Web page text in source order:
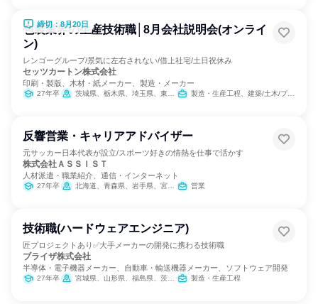
締切：8月20日
包装業界の生産技術職│8月会社説明会(オンライ
ン)
レンゴーグループ/景気に左右されない/借上社宅/土日祝休み
セッツカートン株式会社
印刷・製版、木材・紙メーカー、製造・メーカー
27年卒 茨城県、栃木県、埼玉県、東京都、新潟県、福井県、岐阜県、愛知県、大阪府、兵庫県、山口県 製造・生産工程、建築/土木/プラント専門職
反響営業・キャリアアドバイザー
元サッカー日本代表が設立/スポーツ好きの情熱を仕事で活かす
株式会社ＡＳＳＩＳＴ
人材派遣・職業紹介、通信・インターネット
27年卒 北海道、青森県、岩手県、宮城県、秋田県、山形県、福島県、茨城県、栃木県、群馬県、埼玉県、千葉県、東京都、神奈川県、新潟県、富山県、石川県、福井県、山梨県、長野県、岐阜県、静岡県、愛知県、三重県、滋賀県、京都府、大阪府、兵庫県、奈良県、和歌山県、鳥取県、島根県、岡山県、広島県、山口県、徳島県、香川県、愛媛県、高知県、福岡県、佐賀県、長崎県、熊本県、大分県、宮崎県、鹿児島県、沖縄県 営業
技術職(ハードウェアエンジニア)
匠プロジェクトあり✅大手メーカーの開発に携わる技術職
ブライザ株式会社
半導体・電子機器メーカー、自動車・輸送機器メーカー、ソフトウェア開発
27年卒 宮城県、山形県、福島県、茨城県、栃木県、群馬県、埼玉県、東京都、神奈川県、岐阜県、静岡県、愛知県、三重県、滋賀県、京都府、大阪府、兵庫県、広島県、山口県、福岡県、熊本県、大分県、宮崎県 製造・生産工程